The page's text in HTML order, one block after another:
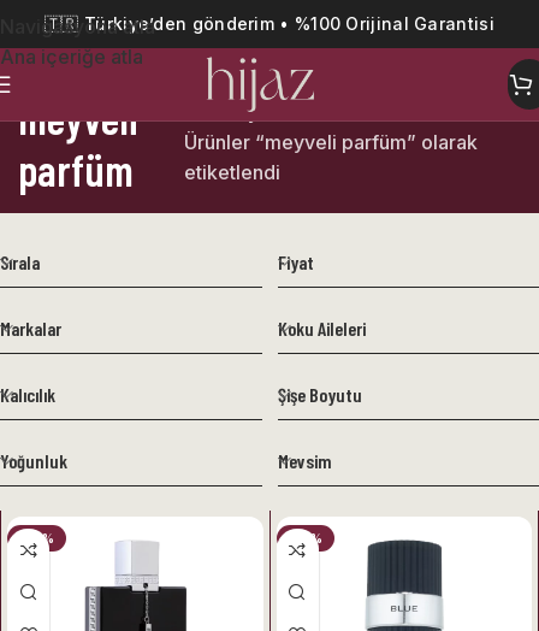
Navigasyona atla
Ana içeriğe atla
🇹🇷 Türkiye’den gönderim • %100 Orijinal Garantisi
meyveli
parfüm
Ana Sayfa
Ürünler “meyveli parfüm” olarak
etiketlendi
Sırala Fiyat
Markalar Koku Aileleri
Kalıcılık Şişe Boyutu
Yoğunluk Mevsim
-20% -34%